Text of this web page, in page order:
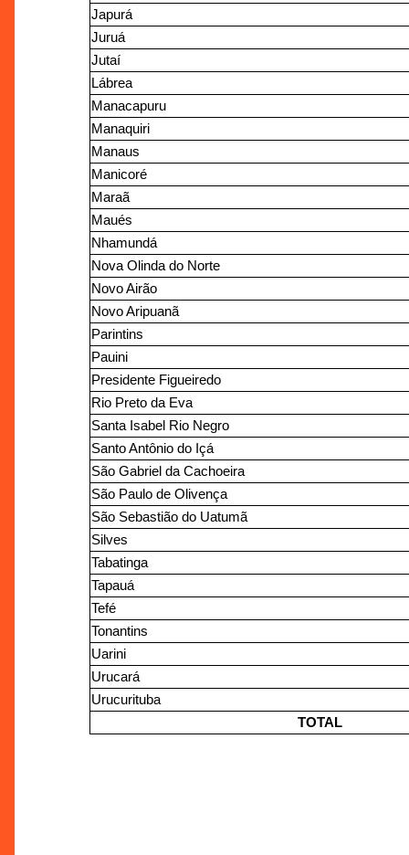
Japurá
Juruá
Jutaí
Lábrea
Manacapuru
Manaquiri
Manaus
Manicoré
Maraã
Maués
Nhamundá
Nova Olinda do Norte
Novo Airão
Novo Aripuanã
Parintins
Pauini
Presidente Figueiredo
Rio Preto da Eva
Santa Isabel Rio Negro
Santo Antônio do Içá
São Gabriel da Cachoeira
São Paulo de Olivença
São Sebastião do Uatumã
Silves
Tabatinga
Tapauá
Tefé
Tonantins
Uarini
Urucará
Urucurituba
TOTAL